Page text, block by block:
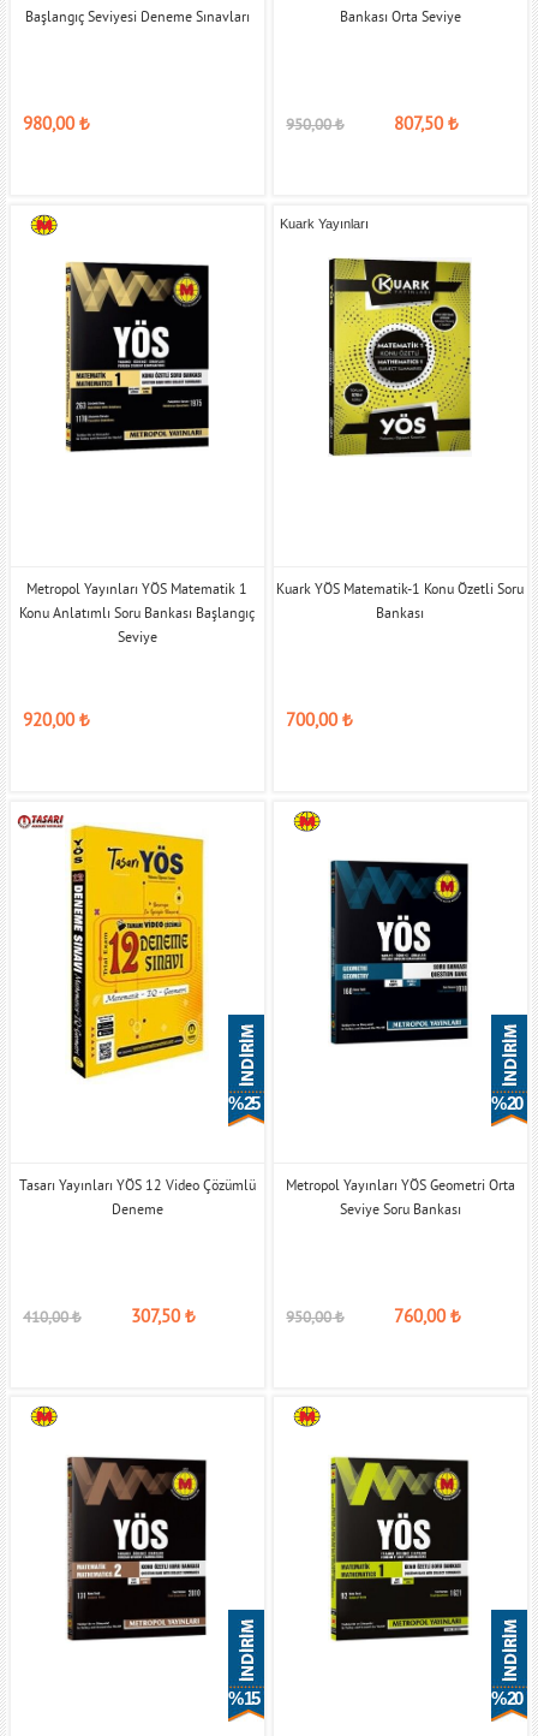
Başlangıç Seviyesi Deneme Sınavları
980,00₺
Bankası Orta Seviye
950,00₺ 807,50₺
Metropol Yayınları YÖS Matematik 1
Konu Anlatımlı Soru Bankası Başlangıç
Seviye
920,00₺
Kuark Yayınları
Kuark YÖS Matematik-1 Konu Özetli Soru
Bankası
700,00₺
% 25
Tasarı Yayınları YÖS 12 Video Çözümlü
Deneme
410,00₺ 307,50₺
% 20
Metropol Yayınları YÖS Geometri Orta
Seviye Soru Bankası
950,00₺ 760,00₺
% 15 % 20